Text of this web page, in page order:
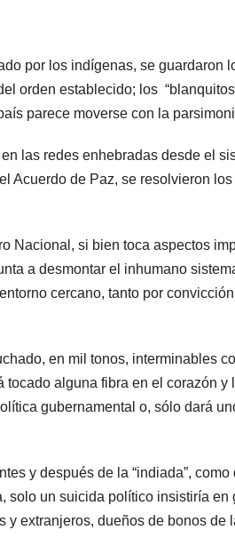
por los indígenas, se guardaron
orden establecido; los
parece moverse con la
las redes enhebradas desde el
Acuerdo de Paz, se resolvieron
Nacional, si bien toca aspectos
a desmontar el inhumano
cercano, tanto por
en mil tonos, interminables
alguna fibra en el corazón y
gubernamental o, sólo dará
y después de la “indiada”,
solo un suicida político insistiría en
extranjeros, dueños de bonos de